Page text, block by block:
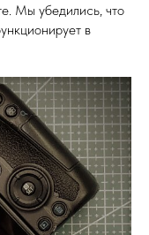
Мы убедились, что
в